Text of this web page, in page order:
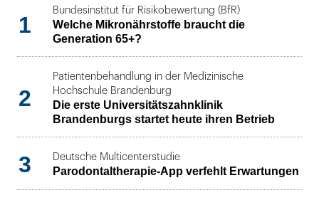
1
Bundesinstitut für Risikobewertung (BfR)
Welche Mikronährstoffe braucht die
Generation 65+?
2
Patientenbehandlung in der Medizinische
Hochschule Brandenburg
Die erste Universitätszahnklinik
Brandenburgs startet heute ihren Betrieb
3 Deutsche Multicenterstudie
Parodontaltherapie-App verfehlt Erwartungen